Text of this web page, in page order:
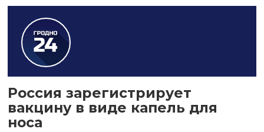
Россия зарегистрирует
вакцину в виде капель для
носа